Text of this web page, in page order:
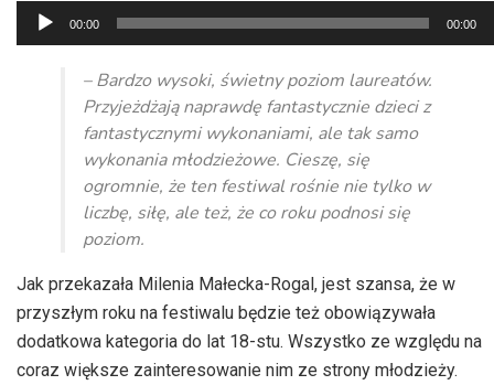
Odtwarzacz
plików
dźwiękowych
00:00 00:00
– Bardzo wysoki, świetny poziom laureatów.
Przyjeżdżają naprawdę fantastycznie dzieci z
fantastycznymi wykonaniami, ale tak samo
wykonania młodzieżowe. Cieszę, się
ogromnie, że ten festiwal rośnie nie tylko w
liczbę, siłę, ale też, że co roku podnosi się
poziom.
Jak przekazała Milenia Małecka-Rogal, jest szansa, że w
przyszłym roku na festiwalu będzie też obowiązywała
dodatkowa kategoria do lat 18-stu. Wszystko ze względu na
coraz większe zainteresowanie nim ze strony młodzieży.